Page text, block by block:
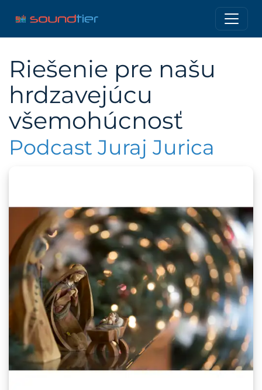
Riešenie pre našu
hrdzavejúcu
všemohúcnosť
Podcast Juraj Jurica